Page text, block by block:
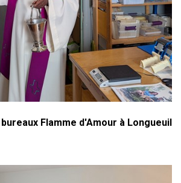
Flamme d'Amour à Longueuil